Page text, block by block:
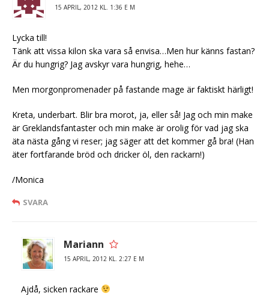
15 APRIL, 2012 KL. 1:36 E M
Lycka till!
Tänk att vissa kilon ska vara så envisa…Men hur känns fastan?
Är du hungrig? Jag avskyr vara hungrig, hehe…
Men morgonpromenader på fastande mage är faktiskt härligt!
Kreta, underbart. Blir bra morot, ja, eller så! Jag och min make
är Greklandsfantaster och min make är orolig för vad jag ska
äta nästa gång vi reser; jag säger att det kommer gå bra! (Han
äter fortfarande bröd och dricker öl, den rackarn!)
/Monica
SVARA
Mariann
15 APRIL, 2012 KL. 2:27 E M
Ajdå, sicken rackare